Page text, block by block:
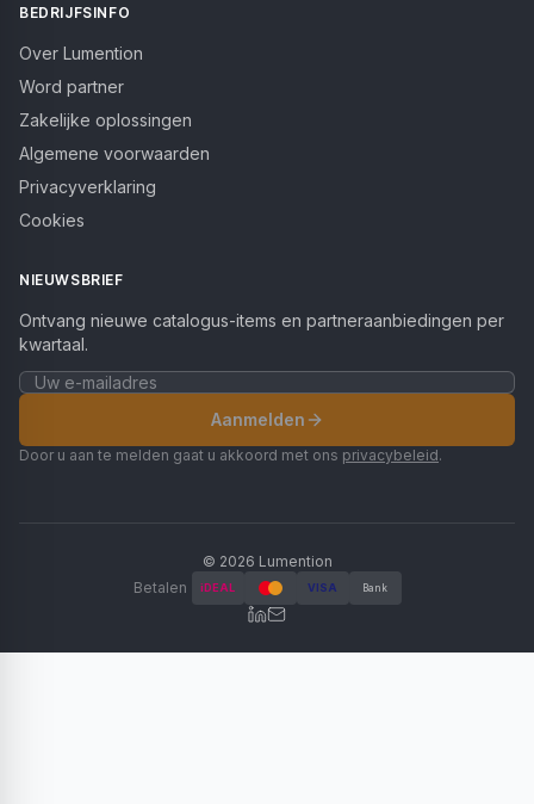
BEDRIJFSINFO
Over Lumention
Word partner
Zakelijke oplossingen
Algemene voorwaarden
Privacyverklaring
Cookies
NIEUWSBRIEF
Ontvang nieuwe catalogus-items en partneraanbiedingen per
kwartaal.
Aanmelden
Door u aan te melden gaat u akkoord met ons privacybeleid.
© 2026 Lumention
Betalen
iDEAL VISA Bank